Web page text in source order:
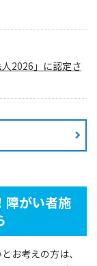
2026」に認定さ
障がい者施
お考えの方は、